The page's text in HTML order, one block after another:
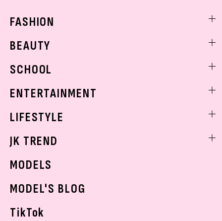
FASHION
着回し
BEAUTY
ベストコスメ
ボディケア
SCHOOL
学校ヘアメイク
ENTERTAINMENT
K-POP
LIFESTYLE
モデルの購入品
JK TREND
MODELS
MODEL'S BLOG
TikTok